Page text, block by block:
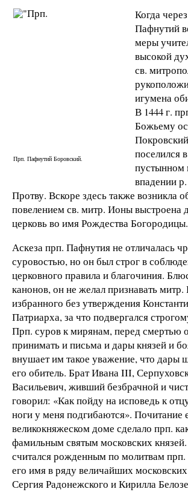
Прп. Пафнутий Боровский.
Когда
Пафнутий
меры
высокой
св.
игумена
В 1444 г.
Божьему
поселился
пустынном
впадении
Протву. Вскоре здесь также возникла
повелением св. митр. Ионы выстроена
церковь во имя Рождества Богородицы.
Аскеза прп. Пафнутия не отличалась
суровостью, но он был строг в
церковного правила и благочиния.
канонов, он не желал признавать
избранного без утверждения
Патриарха, за что подвергался
Прп. суров к мирянам, перед смертью
принимать и письма и дары князей и
внушает им такое уважение, что дары
его обитель. Брат Ивана III,
Васильевич, живший безбрачной и
говорил: «Как пойду на исповедь к
ноги у меня подгибаются». Почитание
великокняжеском доме сделало прп.
фамильным святым московских
считался рожденным по молитвам прп.
его имя в ряду величайших
Сергия Радонежского и Кирилла